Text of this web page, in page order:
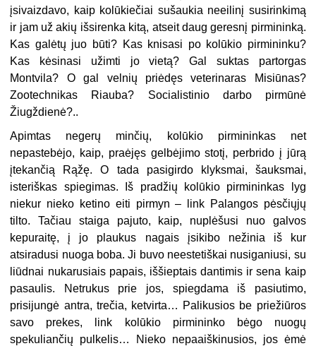
įsivaizdavo, kaip kolūkiečiai sušaukia neeilinį susirinkimą
ir jam už akių išsirenka kitą, atseit daug geresnį pirmininką.
Kas galėtų juo būti? Kas knisasi po kolūkio pirmininku?
Kas kėsinasi užimti jo vietą? Gal suktas partorgas
Montvila? O gal velnių priėdęs veterinaras Misiūnas?
Zootechnikas Riauba? Socialistinio darbo pirmūnė
Žiugždienė?..
Apimtas negerų minčių, kolūkio pirmininkas net
nepastebėjo, kaip, praėjęs gelbėjimo stotį, perbrido į jūrą
įtekančią Rąžę. O tada pasigirdo klyksmai, šauksmai,
isteriškas spiegimas. Iš pradžių kolūkio pirmininkas lyg
niekur nieko ketino eiti pirmyn – link Palangos pėsčiųjų
tilto. Tačiau staiga pajuto, kaip, nuplėšusi nuo galvos
kepuraitę, į jo plaukus nagais įsikibo nežinia iš kur
atsiradusi nuoga boba. Ji buvo neestetiškai nusiganiusi, su
liūdnai nukarusiais papais, iššieptais dantimis ir sena kaip
pasaulis. Netrukus prie jos, spiegdama iš pasiutimo,
prisijungė antra, trečia, ketvirta… Palikusios be priežiūros
savo prekes, link kolūkio pirmininko bėgo nuogų
spekuliančių pulkelis… Nieko nepaaiškinusios, jos ėmė